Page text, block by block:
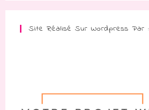
Site Réalisé Sur Wordpress Par :